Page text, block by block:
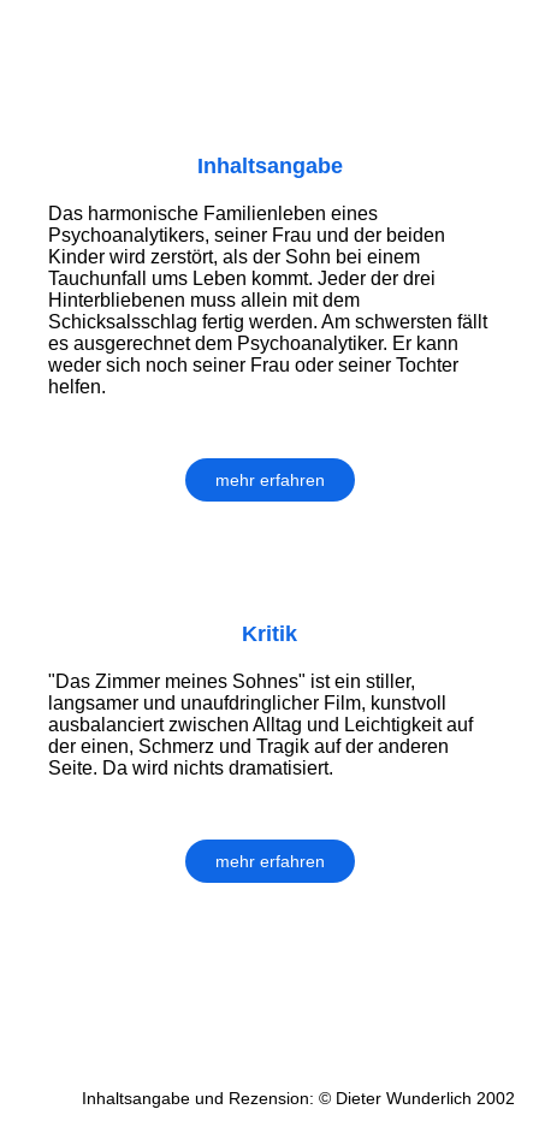
Inhaltsangabe
Das harmonische Familienleben eines
Psychoanalytikers, seiner Frau und der beiden
Kinder wird zerstört, als der Sohn bei einem
Tauchunfall ums Leben kommt. Jeder der drei
Hinterbliebenen muss allein mit dem
Schicksalsschlag fertig werden. Am schwersten fällt
es ausgerechnet dem Psychoanalytiker. Er kann
weder sich noch seiner Frau oder seiner Tochter
helfen.
mehr erfahren
Kritik
"Das Zimmer meines Sohnes" ist ein stiller,
langsamer und unaufdringlicher Film, kunstvoll
ausbalanciert zwischen Alltag und Leichtigkeit auf
der einen, Schmerz und Tragik auf der anderen
Seite. Da wird nichts dramatisiert.
mehr erfahren
Inhaltsangabe und Rezension: © Dieter Wunderlich 2002